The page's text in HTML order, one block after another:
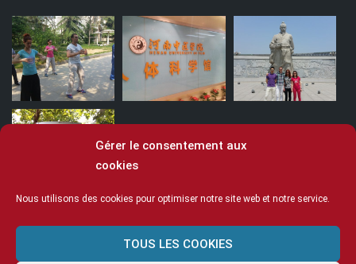
Gérer le consentement aux
cookies
Nous utilisons des cookies pour optimiser notre site web et notre service.
TOUS LES COOKIES
© Ecole Ling 2020